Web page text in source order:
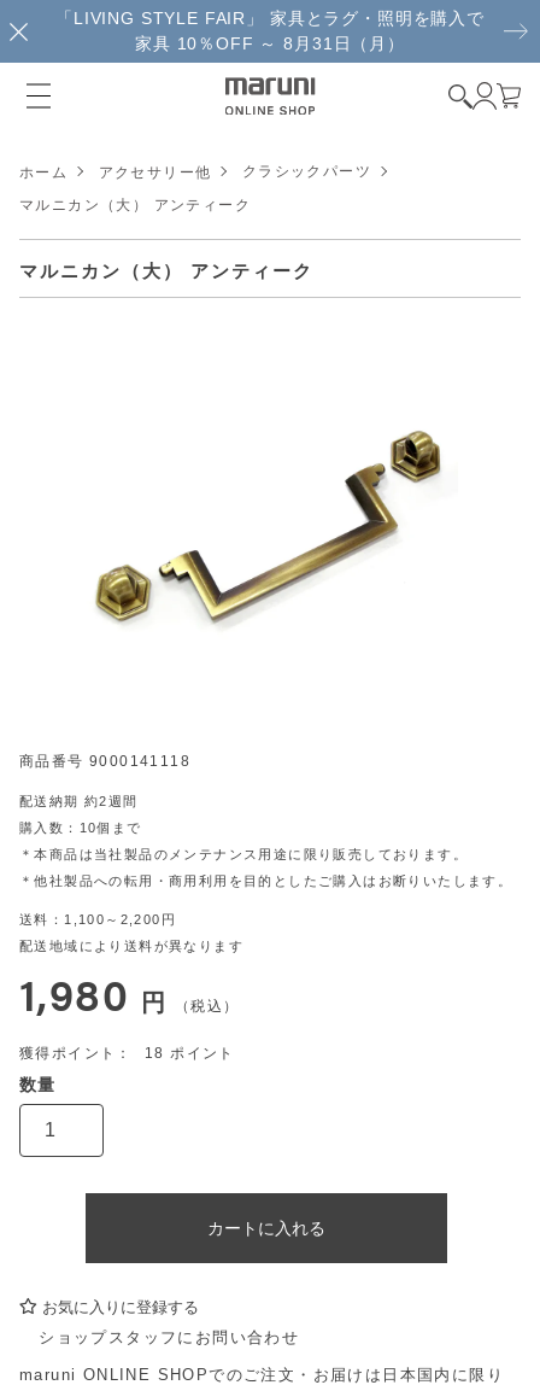
「LIVING STYLE FAIR」 家具とラグ・照明を購入で
家具 10％OFF ～ 8月31日（月）
ホーム アクセサリー他
クラシックパーツ
マルニカン（大） アンティーク
マルニカン（大） アンティーク
商品番号 9000141118
配送納期 約2週間
購入数：10個まで
＊本商品は当社製品のメンテナンス用途に限り販売しております。
＊他社製品への転用・商用利用を目的としたご購入はお断りいたします。
送料：1,100～2,200円
配送地域により送料が異なります
1,980 税込
18
お気に入りに登録する
カートに入れる
ショップスタッフにお問い合わせ
maruni ONLINE SHOPでのご注文・お届けは日本国内に限り